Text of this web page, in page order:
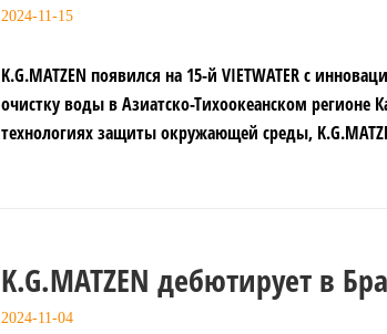
2024-11-15
K.G.MATZEN появился на 15-й VIETWATER с
очистку воды в Азиатско-Тихоокеанском регионе Как предприятие, специализирующееся на
технологиях защиты окружающей среды,
K.G.MATZEN дебютирует в
инноваций в очистку воды
2024-11-04